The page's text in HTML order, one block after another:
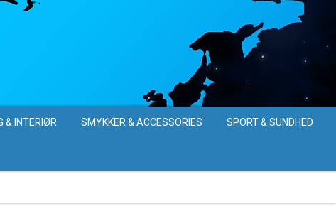
& INTERIØR SMYKKER & ACCESSORIES SPORT & SUNDHED